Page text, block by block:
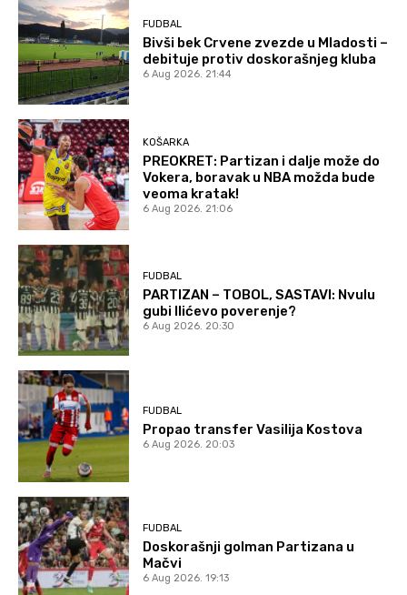
FUDBAL
Bivši bek Crvene zvezde u Mladosti –
debituje protiv doskorašnjeg kluba
6 Aug 2026. 21:44
KOŠARKA
PREOKRET: Partizan i dalje može do
Vokera, boravak u NBA možda bude
veoma kratak!
6 Aug 2026. 21:06
FUDBAL
PARTIZAN – TOBOL, SASTAVI: Nvulu
gubi Ilićevo poverenje?
6 Aug 2026. 20:30
FUDBAL
Propao transfer Vasilija Kostova
6 Aug 2026. 20:03
FUDBAL
Doskorašnji golman Partizana u
Mačvi
6 Aug 2026. 19:13